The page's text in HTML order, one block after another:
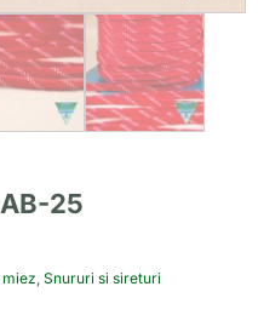
25
, Snururi si sireturi